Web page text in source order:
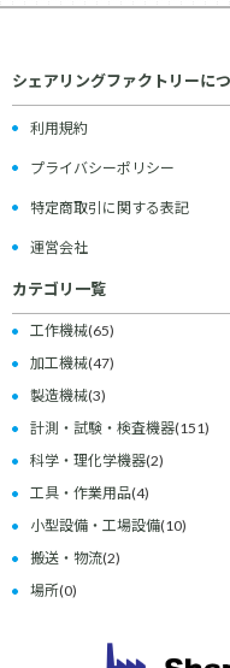
シェアリングファクトリーに
利用規約
プライバシーポリシー
特定商取引に関する表記
運営会社
カテゴリ一覧
工作機械(65)
加工機械(47)
製造機械(3)
計測・試験・検査機器(151)
科学・理化学機器(2)
工具・作業用品(4)
小型設備・工場設備(10)
搬送・物流(2)
場所(0)